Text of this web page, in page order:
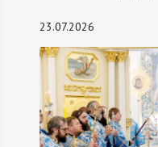
23.07.2026